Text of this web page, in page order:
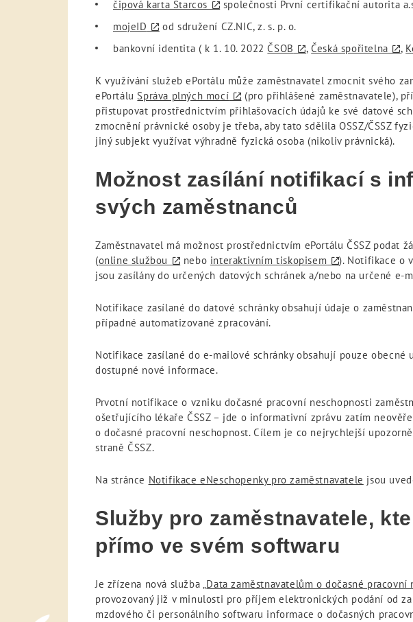
čipová karta Starcos
společnosti První certifikační autorita
mojeID
od sdružení CZ.NIC, z. s. p. o.
bankovní identita ( k 1. 10. 2022ČSOB ,Česká spořitelna ,
K využívání služeb ePortálu může zaměstnavatel zmocnit svého
ePortálu Správa plných mocí (pro přihlášené zaměstnavatele),
přistupovat prostřednictvím přihlašovacích údajů ke své datové
zmocnění právnické osoby je třeba, aby tato sdělila OSSZ/ČSSZ
jiný subjekt využívat výhradně fyzická osoba (nikoliv právnická).
Možnost zasílání notifikací s
svých zaměstnanců
Zaměstnavatel má možnost prostřednictvím ePortálu ČSSZ podat
(online službou nebo interaktivním tiskopisem
). Notifikace o
jsou zasílány do určených datových schránek a/nebo na určené e-
Notifikace zasílané do datové schránky obsahují údaje o
případné automatizované zpracování.
Notifikace zasílané do e-mailové schránky obsahují pouze
dostupné nové informace.
Prvotní notifikace o vzniku dočasné pracovní neschopnosti
ošetřujícího lékaře ČSSZ – jde o informativní zprávu zatím
o dočasné pracovní neschopnost. Cílem je co nejrychlejší
straně ČSSZ.
Na stránce Notifikace eNeschopenky pro zaměstnavatele jsou
Služby pro zaměstnavatele,
přímo ve svém softwaru
Je zřízena nová služba „Data zaměstnavatelům o dočasné pracovní
provozovaný již v minulosti pro příjem elektronických podání od
mzdového či personálního softwaru informace o dočasných